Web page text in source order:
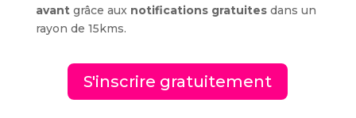
avantgrâce aux notifications gratuitesdans un
rayon de 15kms.
S'inscrire gratuitement